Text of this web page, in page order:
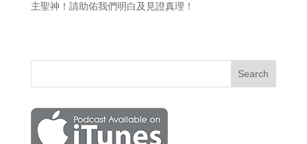
主聖神！請助佑我們明白及見證真理！